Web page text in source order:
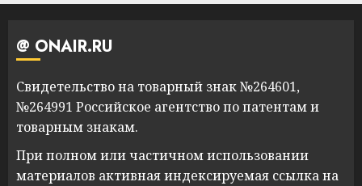
@ ONAIR.RU
Свидетельство на товарный знак №264601,
№264991 Российское агентство по патентам и
товарным знакам.
При полном или частичном использовании
материалов активная индексируемая ссылка на